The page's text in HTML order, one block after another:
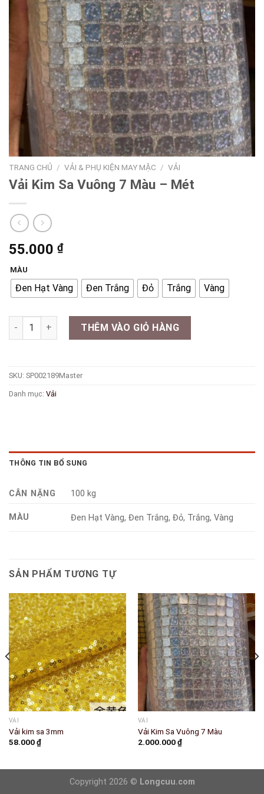
TRANG CHỦ / VẢI & PHỤ KIỆN MAY MẶC / VẢI
Vải Kim Sa Vuông 7 Màu – Mét
55.000 ₫
MÀU
Đen Hạt Vàng Đen Trắng Đỏ Trắng Vàng
Vải Kim Sa Vuông 7 Màu - Mét số lượng
THÊM VÀO GIỎ HÀNG
SKU: SP002189Master
Danh mục: Vải
THÔNG TIN BỔ SUNG
CÂN NẶNG 100 kg
MÀU Đen Hạt Vàng, Đen Trắng, Đỏ, Trắng, Vàng
SẢN PHẨM TƯƠNG TỰ
VẢI
Vải kim sa 3mm
58.000₫
VẢI
Vải Kim Sa Vuông 7 Màu
2.000.000₫
Copyright 2026 © Longcuu.com